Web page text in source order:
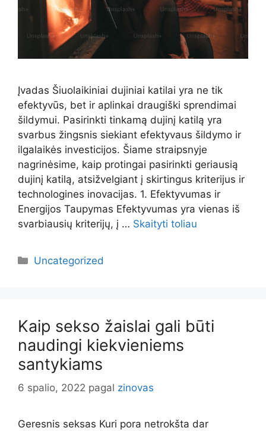
Įvadas Šiuolaikiniai dujiniai katilai yra ne tik
efektyvūs, bet ir aplinkai draugiški sprendimai
šildymui. Pasirinkti tinkamą dujinį katilą yra
svarbus žingsnis siekiant efektyvaus šildymo ir
ilgalaikės investicijos. Šiame straipsnyje
nagrinėsime, kaip protingai pasirinkti geriausią
dujinį katilą, atsižvelgiant į skirtingus kriterijus ir
technologines inovacijas. 1. Efektyvumas ir
Energijos Taupymas Efektyvumas yra vienas iš
svarbiausių kriterijų, į … Skaityti toliau
Kategorijos
Uncategorized
Kaip sekso žaislai gali būti
naudingi kiekvieniems
santykiams
6 spalio, 2022 pagal zinovas
Geresnis seksas Kuri pora netrokšta dar